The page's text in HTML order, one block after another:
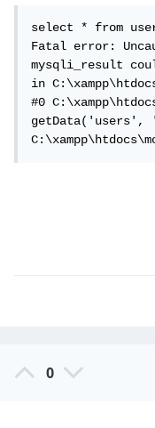
select * from
Fatal error:
mysqli_result
in
#0
0